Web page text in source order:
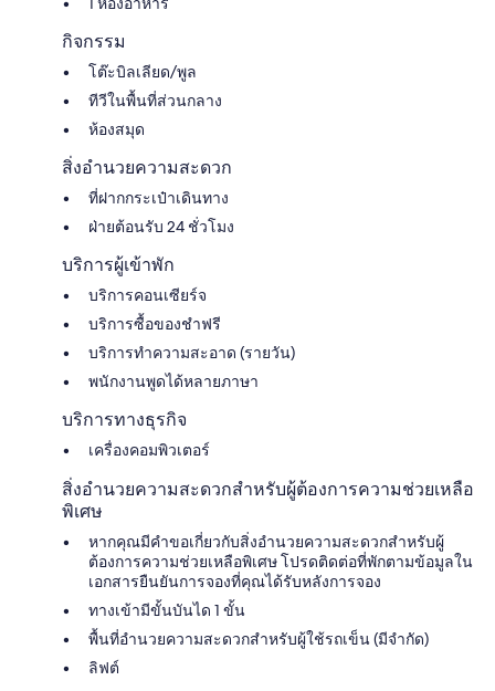
กิจกรรม
โต๊ะบิลเลียด/พูล
ทีวีในพื้นที่ส่วนกลาง
ห้องสมุด
สิ่งอำนวยความสะดวก
ที่ฝากกระเป๋าเดินทาง
ฝ่ายต้อนรับ 24 ชั่วโมง
บริการผู้เข้าพัก
บริการคอนเซียร์จ
บริการซื้อของชำฟรี
บริการทำความสะอาด (รายวัน)
พนักงานพูดได้หลายภาษา
บริการทางธุรกิจ
เครื่องคอมพิวเตอร์
สิ่งอำนวยความสะดวกสำหรับผู้ต้องการความช่วยเหลือ
พิเศษ
หากคุณมีคำขอเกี่ยวกับสิ่งอำนวยความสะดวกสำหรับผู้
ต้องการความช่วยเหลือพิเศษ โปรดติดต่อที่พักตามข้อมูลใน
เอกสารยืนยันการจองที่คุณได้รับหลังการจอง
ทางเข้ามีขั้นบันได 1 ขั้น
พื้นที่อำนวยความสะดวกสำหรับผู้ใช้รถเข็น (มีจำกัด)
ลิฟต์